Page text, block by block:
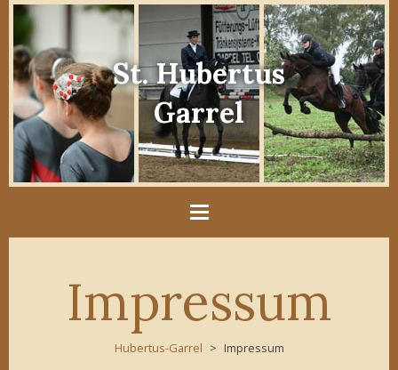
St. Hubertus
Garrel
Impressum
Hubertus-Garrel Impressum